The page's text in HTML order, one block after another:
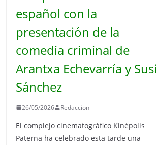
español con la
presentación de la
comedia criminal de
Arantxa Echevarría y Susi
Sánchez
26/05/2026 Redaccion
El complejo cinematográfico Kinépolis
Paterna ha celebrado esta tarde una